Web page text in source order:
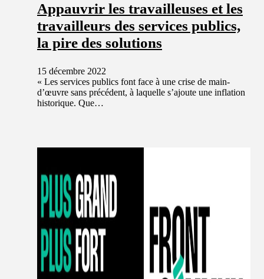
Appauvrir les travailleuses et les
travailleurs des services publics,
la pire des solutions
15 décembre 2022
« Les services publics font face à une crise de main-
d’œuvre sans précédent, à laquelle s’ajoute une inflation
historique. Que…